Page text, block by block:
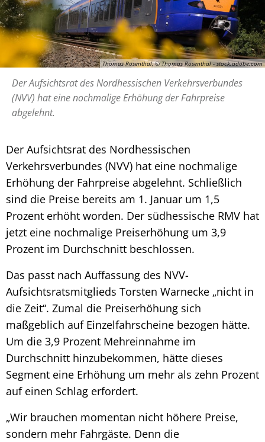
Thomas Rosenthal, © Thomas Rosenthal - stock.adobe.com
Der Aufsichtsrat des Nordhessischen Verkehrsverbundes
(NVV) hat eine nochmalige Erhöhung der Fahrpreise
abgelehnt.
Der Aufsichtsrat des Nordhessischen
Verkehrsverbundes (NVV) hat eine nochmalige
Erhöhung der Fahrpreise abgelehnt. Schließlich
sind die Preise bereits am 1. Januar um 1,5
Prozent erhöht worden. Der südhessische RMV hat
jetzt eine nochmalige Preiserhöhung um 3,9
Prozent im Durchschnitt beschlossen.
Das passt nach Auffassung des NVV-
Aufsichtsratsmitglieds Torsten Warnecke „nicht in
die Zeit“. Zumal die Preiserhöhung sich
maßgeblich auf Einzelfahrscheine bezogen hätte.
Um die 3,9 Prozent Mehreinnahme im
Durchschnitt hinzubekommen, hätte dieses
Segment eine Erhöhung um mehr als zehn Prozent
auf einen Schlag erfordert.
„Wir brauchen momentan nicht höhere Preise,
sondern mehr Fahrgäste. Denn die